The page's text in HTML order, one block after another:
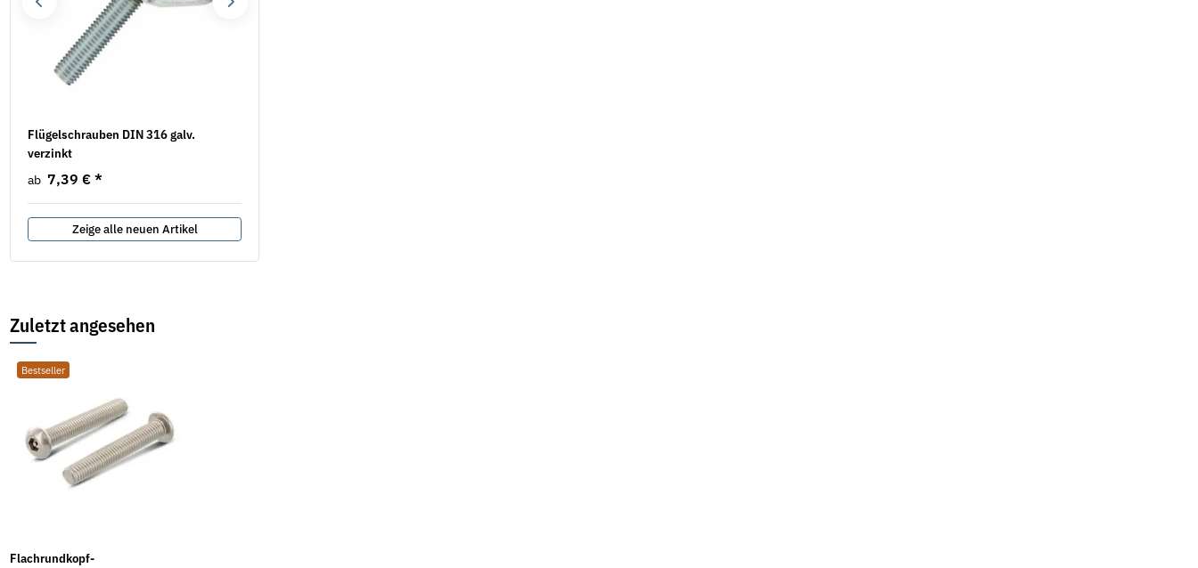
Flügelschrauben DIN 316 galv.
verzinkt
ab 7,39 € *
Zeige alle neuen Artikel
Zuletzt angesehen
Bestseller
Flachrundkopf-